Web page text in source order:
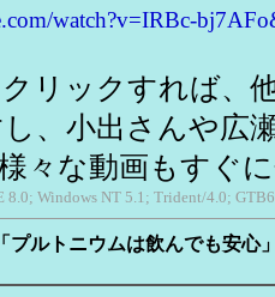
watch?v=IRBc-
リックすれば、
、小出さんや広
々な動画もすぐ
Windows NT 5.1; Trident/4.0;
プルトニウムは飲んでも安心